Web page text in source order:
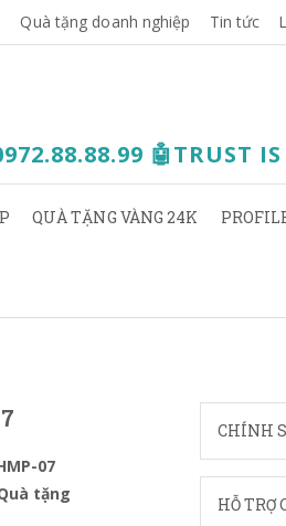
Quà tặng doanh nghiệp Tin tức
🤖TRUST
QUÀ TẶNG VÀNG 24K
07
tặng
CHÍNH
HỖ TRỢ